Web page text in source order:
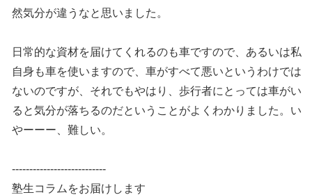
然気分が違うなと思いました。
日常的な資材を届けてくれるのも車ですので、あるいは私
自身も車を使いますので、車がすべて悪いというわけでは
ないのですが、それでもやはり、歩行者にとっては車がい
ると気分が落ちるのだということがよくわかりました。い
やーーー、難しい。
---------------------------
塾生コラムをお届けします